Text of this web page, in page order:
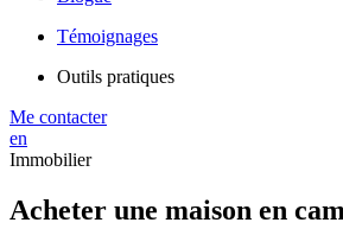
Témoignages
Outils pratiques
Me contacter
en
Immobilier
Acheter une maison en